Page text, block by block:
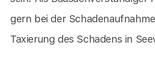
gern bei der
Taxierung des Schadens in